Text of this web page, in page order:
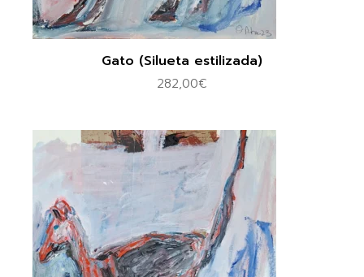
Gato (Silueta estilizada)
282,00€